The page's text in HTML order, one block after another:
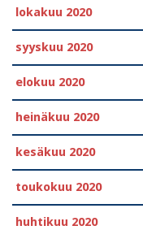
lokakuu 2020
syyskuu 2020
elokuu 2020
heinäkuu 2020
kesäkuu 2020
toukokuu 2020
huhtikuu 2020